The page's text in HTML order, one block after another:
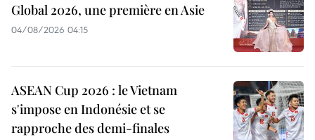
Global 2026, une première en Asie
04/08/2026 04:15
ASEAN Cup 2026 : le Vietnam
s'impose en Indonésie et se
rapproche des demi-finales